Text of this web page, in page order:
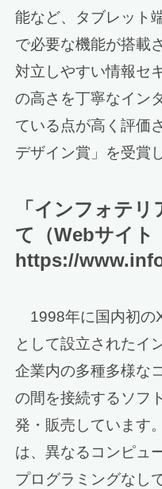
能など、タブレット
で必要な機能が搭載
対立しやすい情報セ
の高さを丁寧なイン
ている点が高く評価
デザイン賞」を受賞
「インフォテ
て（Webサイト
https://
1998年に国内初の
として設立されたイ
企業内の多種多様な
の間を接続するソフ
発・販売しています
は、異なるコンピュ
プログラミングなし